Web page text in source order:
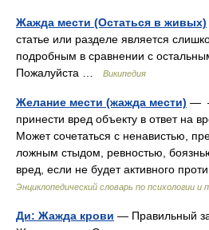
Жажда мести (Остаться в живых)
статье или разделе является
подробным в сравнении с
Пожалуйста …
Википедия
Желание мести (жажда мести) — –
принести вред объекту в ответ на
Может сочетаться с ненавистью,
ложным стыдом, ревностью,
вред, если не будет активного
Энциклопедический словарь по психологии и
Ди: Жажда крови — Правильный